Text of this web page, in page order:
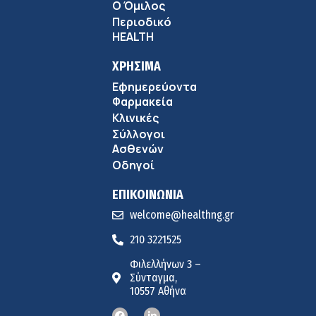
Πώς να προλάβετε και να αντιμετωπίσετε τη διάρροια
Ευμενής Καραφυλλίδης (Metropolitan General): Γιατί η
διατροφή πρέπει να καθοδηγείται από κλινικό
Ιωάννης Μπολέτης – ΩΝΑΣΕΙΟ
Ο Όμιλος
Περιοδικό
HEALTH
ΧΡΗΣΙΜΑ
Εφημερεύοντα
Φαρμακεία
Κλινικές
Σύλλογοι
Ασθενών
Οδηγοί
ΕΠΙΚΟΙΝΩΝΙΑ
welcome@healthng.gr
210 3221525
Φιλελλήνων 3 –
Σύνταγμα,
10557 Αθήνα